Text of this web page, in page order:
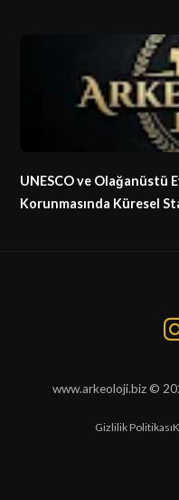
UNESCO ve Olağanüstü
Korunmasında Küresel
www.arkeoloji.biz ©
Gizlilik Politikası